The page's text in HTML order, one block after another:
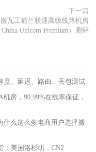
下一篇
搬瓦工荷兰联通高级线路机房
China Unicom Premium）测评
度、延迟、路由、丢包测试
房，99.99%在线率保证，
什么这么多电商用户选择搬
：美国洛杉矶，CN2